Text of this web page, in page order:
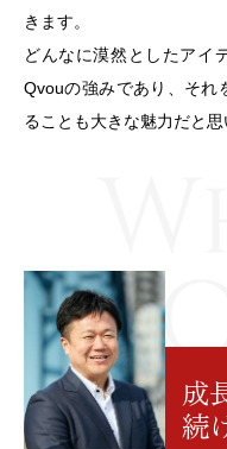
きます。
どんなに漠然としたアイ
Qvouの強みであり、それ
ることも大きな魅力だと思
成
続